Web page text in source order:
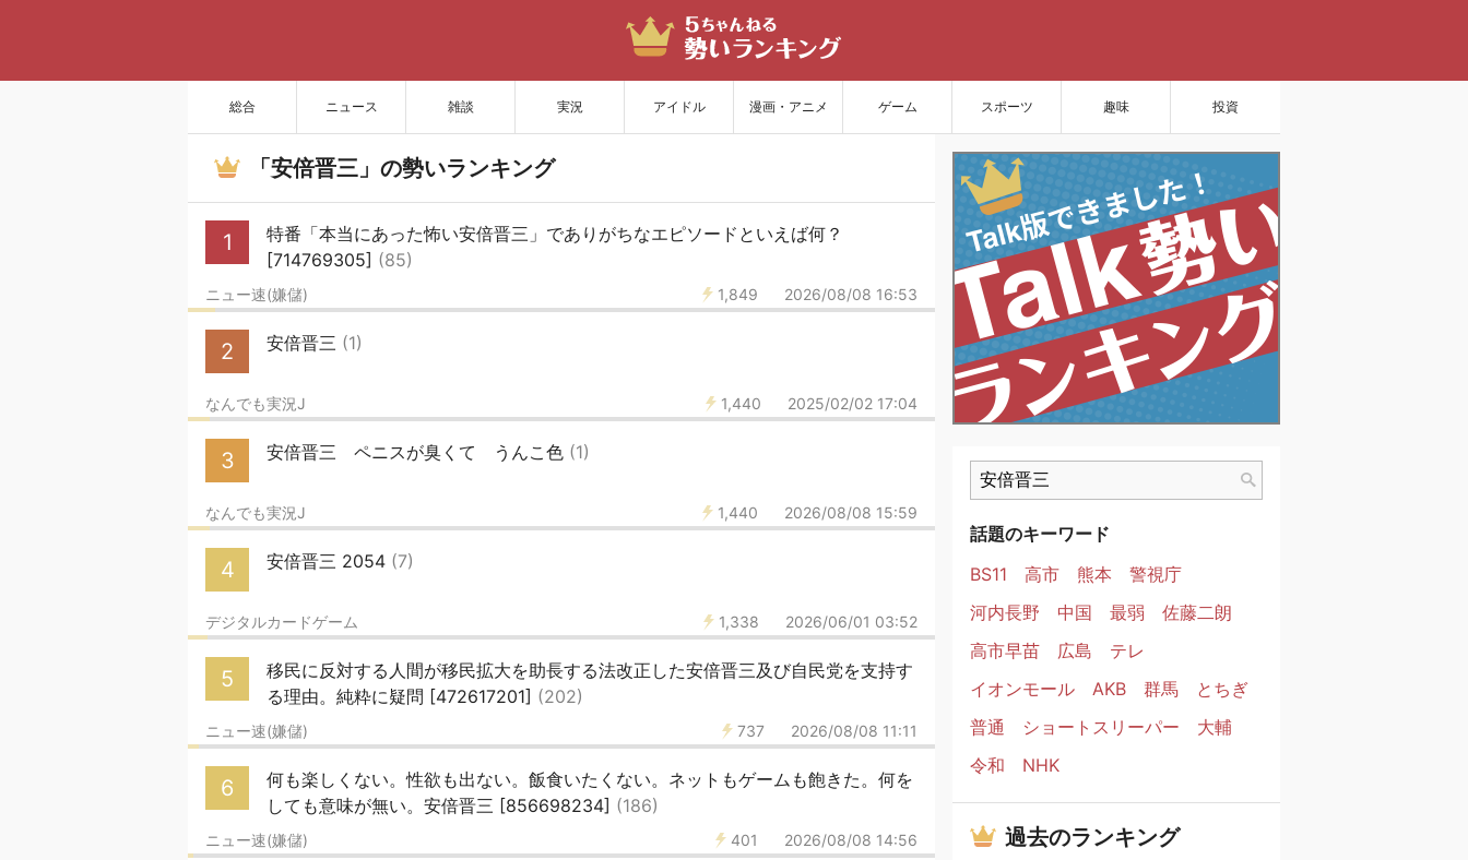
総合 ニュース 雑談 実況 アイドル 漫画・アニメ ゲーム スポーツ 趣味 投資
「安倍晋三」の勢いランキング
1
特番「本当にあった怖い安倍晋三」でありがちなエピソードといえば何？
[714769305] (85)
1,849 2026/08/08 16:53
ニュー速(嫌儲)
2 安倍晋三 (1)
1,440 2025/02/02 17:04
なんでも実況J
3 安倍晋三 ペニスが臭くて うんこ色 (1)
1,440 2026/08/08 15:59
なんでも実況J
4 安倍晋三 2054 (7)
1,338 2026/06/01 03:52
デジタルカードゲーム
5
移民に反対する人間が移民拡大を助長する法改正した安倍晋三及び自民党を支持す
る理由。純粋に疑問 [472617201] (202)
737 2026/08/08 11:11
ニュー速(嫌儲)
6
何も楽しくない。性欲も出ない。飯食いたくない。ネットもゲームも飽きた。何を
しても意味が無い。安倍晋三 [856698234] (186)
401 2026/08/08 14:56
ニュー速(嫌儲)
話題のキーワード
BS11
高市 熊本
警視庁
河内長野
中国 最弱
佐藤二朗
高市早苗
広島
テレ
イオンモール
AKB 群馬
とちぎ
普通
ショートスリーパー
大輔
令和
NHK
過去のランキング